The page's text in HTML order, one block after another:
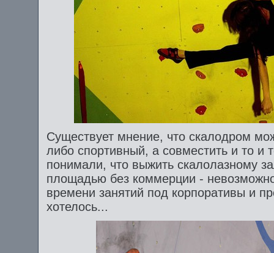
Существует мнение, что скалодром
либо спортивный, а совместить и то и
понимали, что выжить скалолазному
площадью без коммерции -
времени занятий под корпоративы и
хотелось...